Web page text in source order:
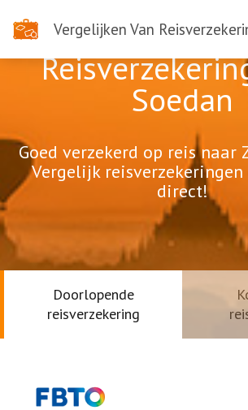
Vergelijken Van
Soedan
Goed verzekerd op reis naar
Vergelijk reisverzekeringen
direct!
Doorlopende
reisverzekering